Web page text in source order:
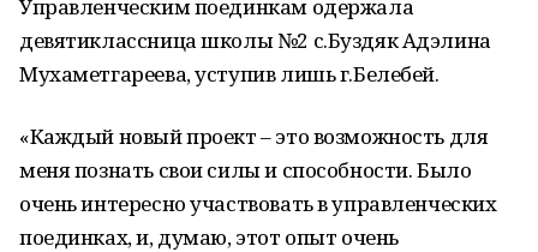
Управленческим поединкам одержала
девятиклассница школы №2 с.Буздяк Адэлина
Мухаметгареева, уступив лишь г.Белебей.
«Каждый новый проект – это возможность для
меня познать свои силы и способности. Было
очень интересно участвовать в управленческих
поединках, и, думаю, этот опыт очень